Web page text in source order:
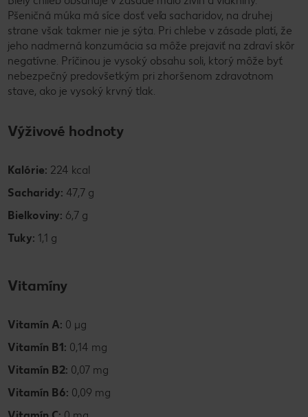
Pšeničná múka má síce dosť veľa sacharidov, na druhej
strane však takmer nie je sýta. Pri chlebe v zásade platí, že
jeho nadmerná konzumácia sa môže prejaviť na zdraví skôr
negatívne. Príčinou je vysoký obsahu soli, ktorý môže byť
nebezpečný predovšetkým pri zhoršenom zdravotnom
stave, ako je vysoký krvný tlak.
Výživové hodnoty
Kalórie: 224 kcal
Sacharidy: 47,7 g
Bielkoviny: 6,7 g
Tuky: 1,1 g
Vitamíny
Vitamín A: 0 µg
Vitamín B1: 0,14 mg
Vitamín B2: 0,07 mg
Vitamín B6: 0,09 mg